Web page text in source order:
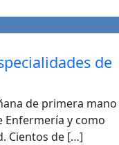
de
de primera mano
Enfermería y como
Cientos de […]